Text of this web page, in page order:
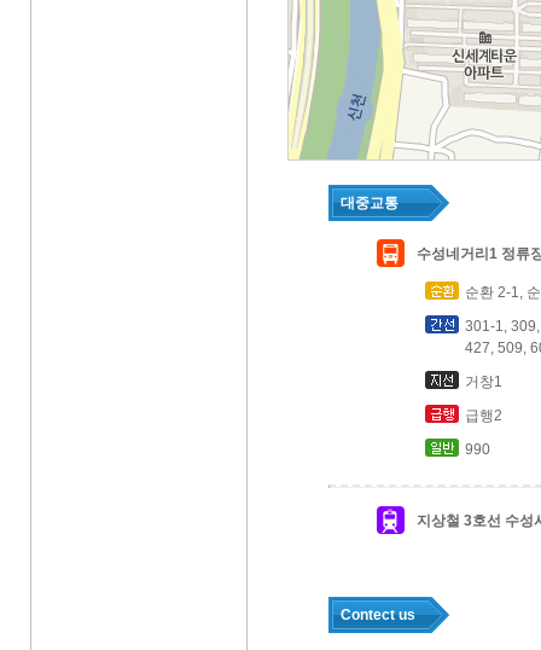
대중교통
수성네거리1 정류
순환 2-1,
301-1,
427, 509,
거창1
급행2
990
지상철 3호선 수성
Contect us